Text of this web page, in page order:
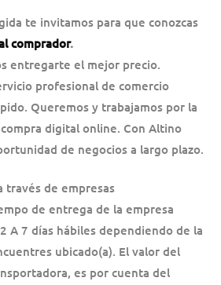
te invitamos para que conozcas
comprador.
entregarte el mejor precio.
profesional de comercio
Queremos y trabajamos por la
digital online. Con Altino
de negocios a largo plazo.
través de empresas
de entrega de la empresa
A 7 días hábiles dependiendo de la
ubicado(a). El valor del
es por cuenta del